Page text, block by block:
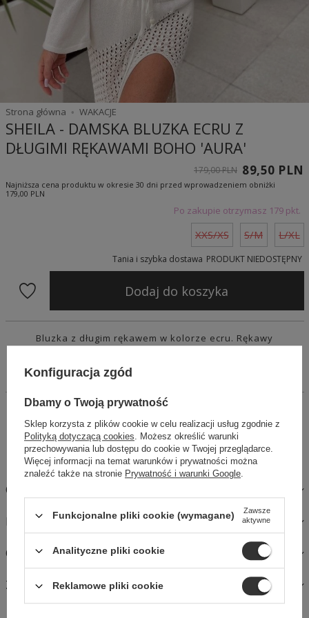
Strona główna WAKACJE
SHEILA - DAMSKA BLUZKA ECRU Z
DŁUGIMI RĘKAWAMI BOHO 'AURA'
Po zakupie otrzymasz 179 pkt.
89,50 PLN
179,00 PLN
Najniższa cena produktu w okresie 30 dni przed wprowadzeniem obniżki
179,00 PLN
XXS/XS S/M L/XL
Dodaj do koszyka
Tania i szybka dostawa PRODUKT NIEDOSTĘPNY
Bluzka z długim rękawem w kolorze ecru. Rękawy
14 dni na łatwy zwrot
Kup Teraz, zapłać za 30 dni
Bezpieczne zakupy
OPIS
MATERIAŁY I PIELĘGNACJA
OPINIE
ZAPYTAJ O PRODUKT
Konfiguracja zgód
Dbamy o Twoją prywatność
Sklep korzysta z plików cookie w celu realizacji usług zgodnie z
Polityką dotyczącą cookies. Możesz określić warunki
przechowywania lub dostępu do cookie w Twojej przeglądarce.
Więcej informacji na temat warunków i prywatności można
znaleźć także na stronie Prywatność i warunki Google.
Funkcjonalne pliki cookie (wymagane)
Zawsze
aktywne
Analityczne pliki cookie
Reklamowe pliki cookie